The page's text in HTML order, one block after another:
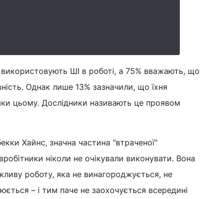
ШІ в роботі, а 75% вважають, що
Однак лише 13% зазначили, що їхня
цьому. Дослідники називають це проявом
Хайнс, значна частина "втраченої"
ніколи не очікували виконувати. Вона
роботу, яка не винагороджується, не
– і тим паче не заохочується всередині